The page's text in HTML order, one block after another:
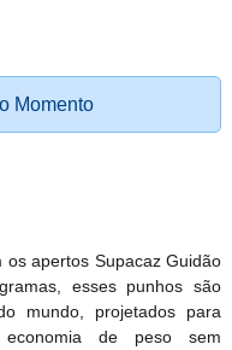
Momento
apertos Supacaz Guidão
esses punhos são
mundo, projetados para
de peso sem